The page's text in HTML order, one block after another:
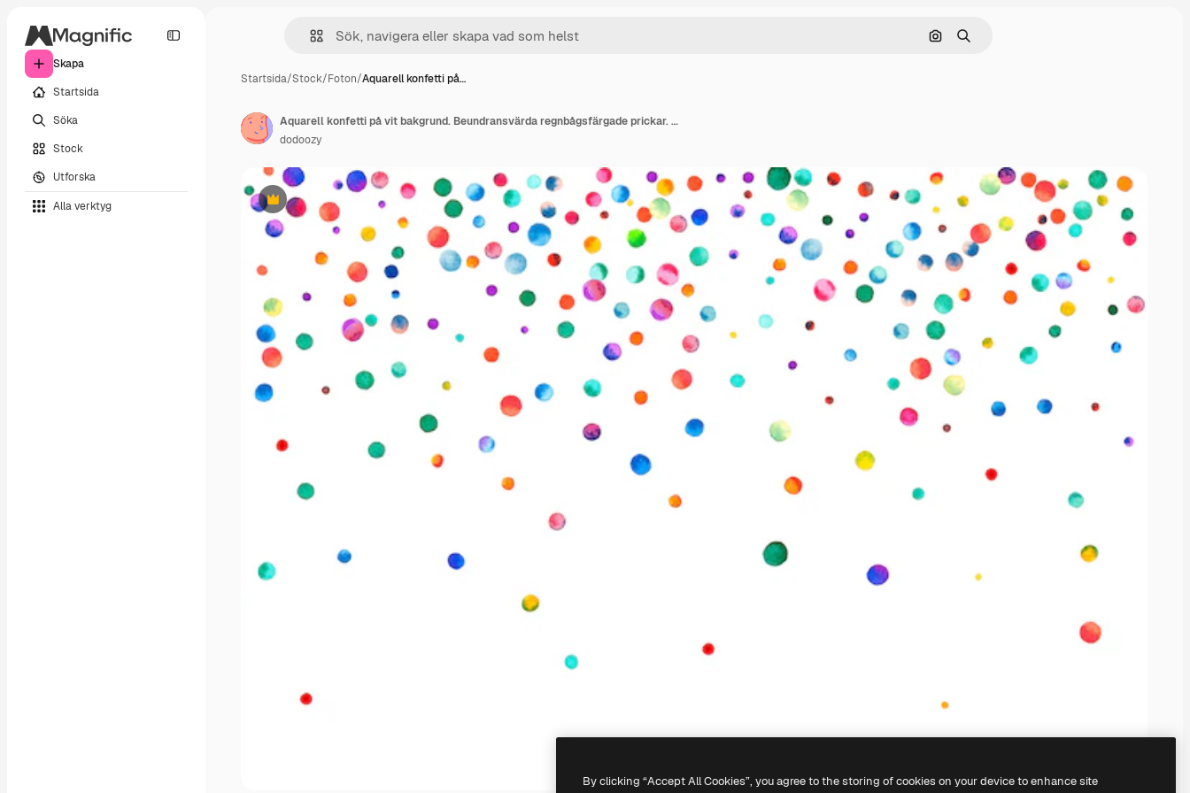
Skapa
Startsida
Söka
Stock
Utforska
Alla verktyg
Sök efter bild
Söka
Startsida/Stock/Foton/Aquarell konfetti på…
Premie
Aquarell konfetti på vit bakgrund. Beundransvärda regnbågsfärgade prickar. Glad firande fyrkantigt färgstarkt ljust kort. Värdig handmålad konfetti.
dodoozy
By clicking “Accept All Cookies”, you agree to the storing of cookies on your device to enhance site